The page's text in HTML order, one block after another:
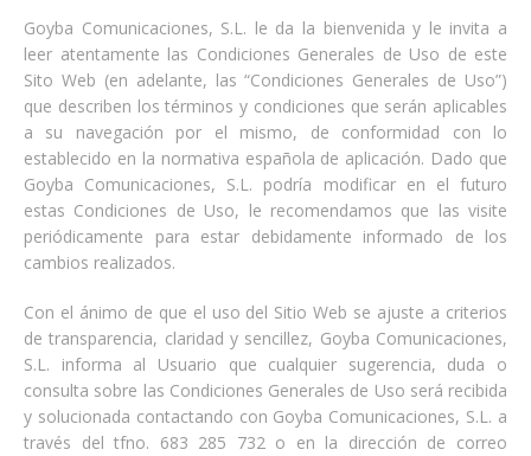
AdWords Google
Análisis Posicionamiento
Email Marketing
Área de clientes
Preguntas Frecuentes
Pr. Comunity Manager
Pr. Email Marketing
Ofertas
Web + Posicionamiento
Tienda + Posicionam.
Promoción 2026
Goyba Comunicaciones, S.L. le da la bienvenida y le invita a
leer atentamente las Condiciones Generales de Uso de este
Sito Web (en adelante, las “Condiciones Generales de Uso”)
que describen los términos y condiciones que serán aplicables
a su navegación por el mismo, de conformidad con lo
establecido en la normativa española de aplicación. Dado que
Goyba Comunicaciones, S.L. podría modificar en el futuro
estas Condiciones de Uso, le recomendamos que las visite
periódicamente para estar debidamente informado de los
cambios realizados.
Con el ánimo de que el uso del Sitio Web se ajuste a criterios
de transparencia, claridad y sencillez, Goyba Comunicaciones,
S.L. informa al Usuario que cualquier sugerencia, duda o
consulta sobre las Condiciones Generales de Uso será recibida
y solucionada contactando con Goyba Comunicaciones, S.L. a
través del tfno. 683 285 732 o en la dirección de correo